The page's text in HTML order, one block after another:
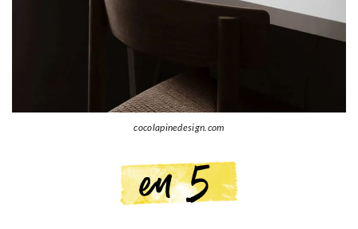
cocolapinedesign.com